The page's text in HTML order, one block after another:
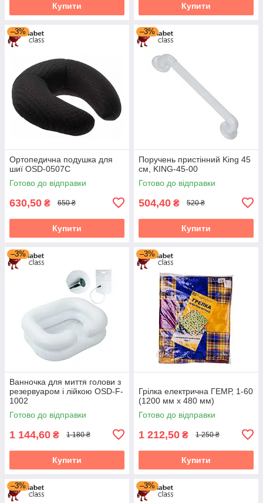
Купити Купити
–3%
Ортопедична подушка для
шиї OSD-0507C
Готово до відправки
630,50 ₴ 650 ₴
Купити
–3%
Поручень пристінний King 45
см, KING-45-00
Готово до відправки
504,40 ₴ 520 ₴
Купити
–3%
Ванночка для миття голови з
резервуаром і лійкою OSD-F-
1002
Готово до відправки
1 144,60 ₴ 1 180 ₴
Купити
–3%
Грілка електрична ГЕМР, 1-60
(1200 мм х 480 мм)
Готово до відправки
1 212,50 ₴ 1 250 ₴
Купити
–3% –3%